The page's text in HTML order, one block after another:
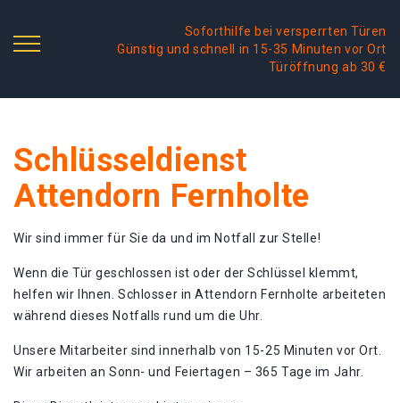
Soforthilfe bei versperrten Türen
Günstig und schnell in 15-35 Minuten vor Ort
Türöffnung ab 30 €
Schlüsseldienst
Attendorn Fernholte
Wir sind immer für Sie da und im Notfall zur Stelle!
Wenn die Tür geschlossen ist oder der Schlüssel klemmt,
helfen wir Ihnen. Schlosser in Attendorn Fernholte arbeiteten
während dieses Notfalls rund um die Uhr.
Unsere Mitarbeiter sind innerhalb von 15-25 Minuten vor Ort.
Wir arbeiten an Sonn- und Feiertagen – 365 Tage im Jahr.